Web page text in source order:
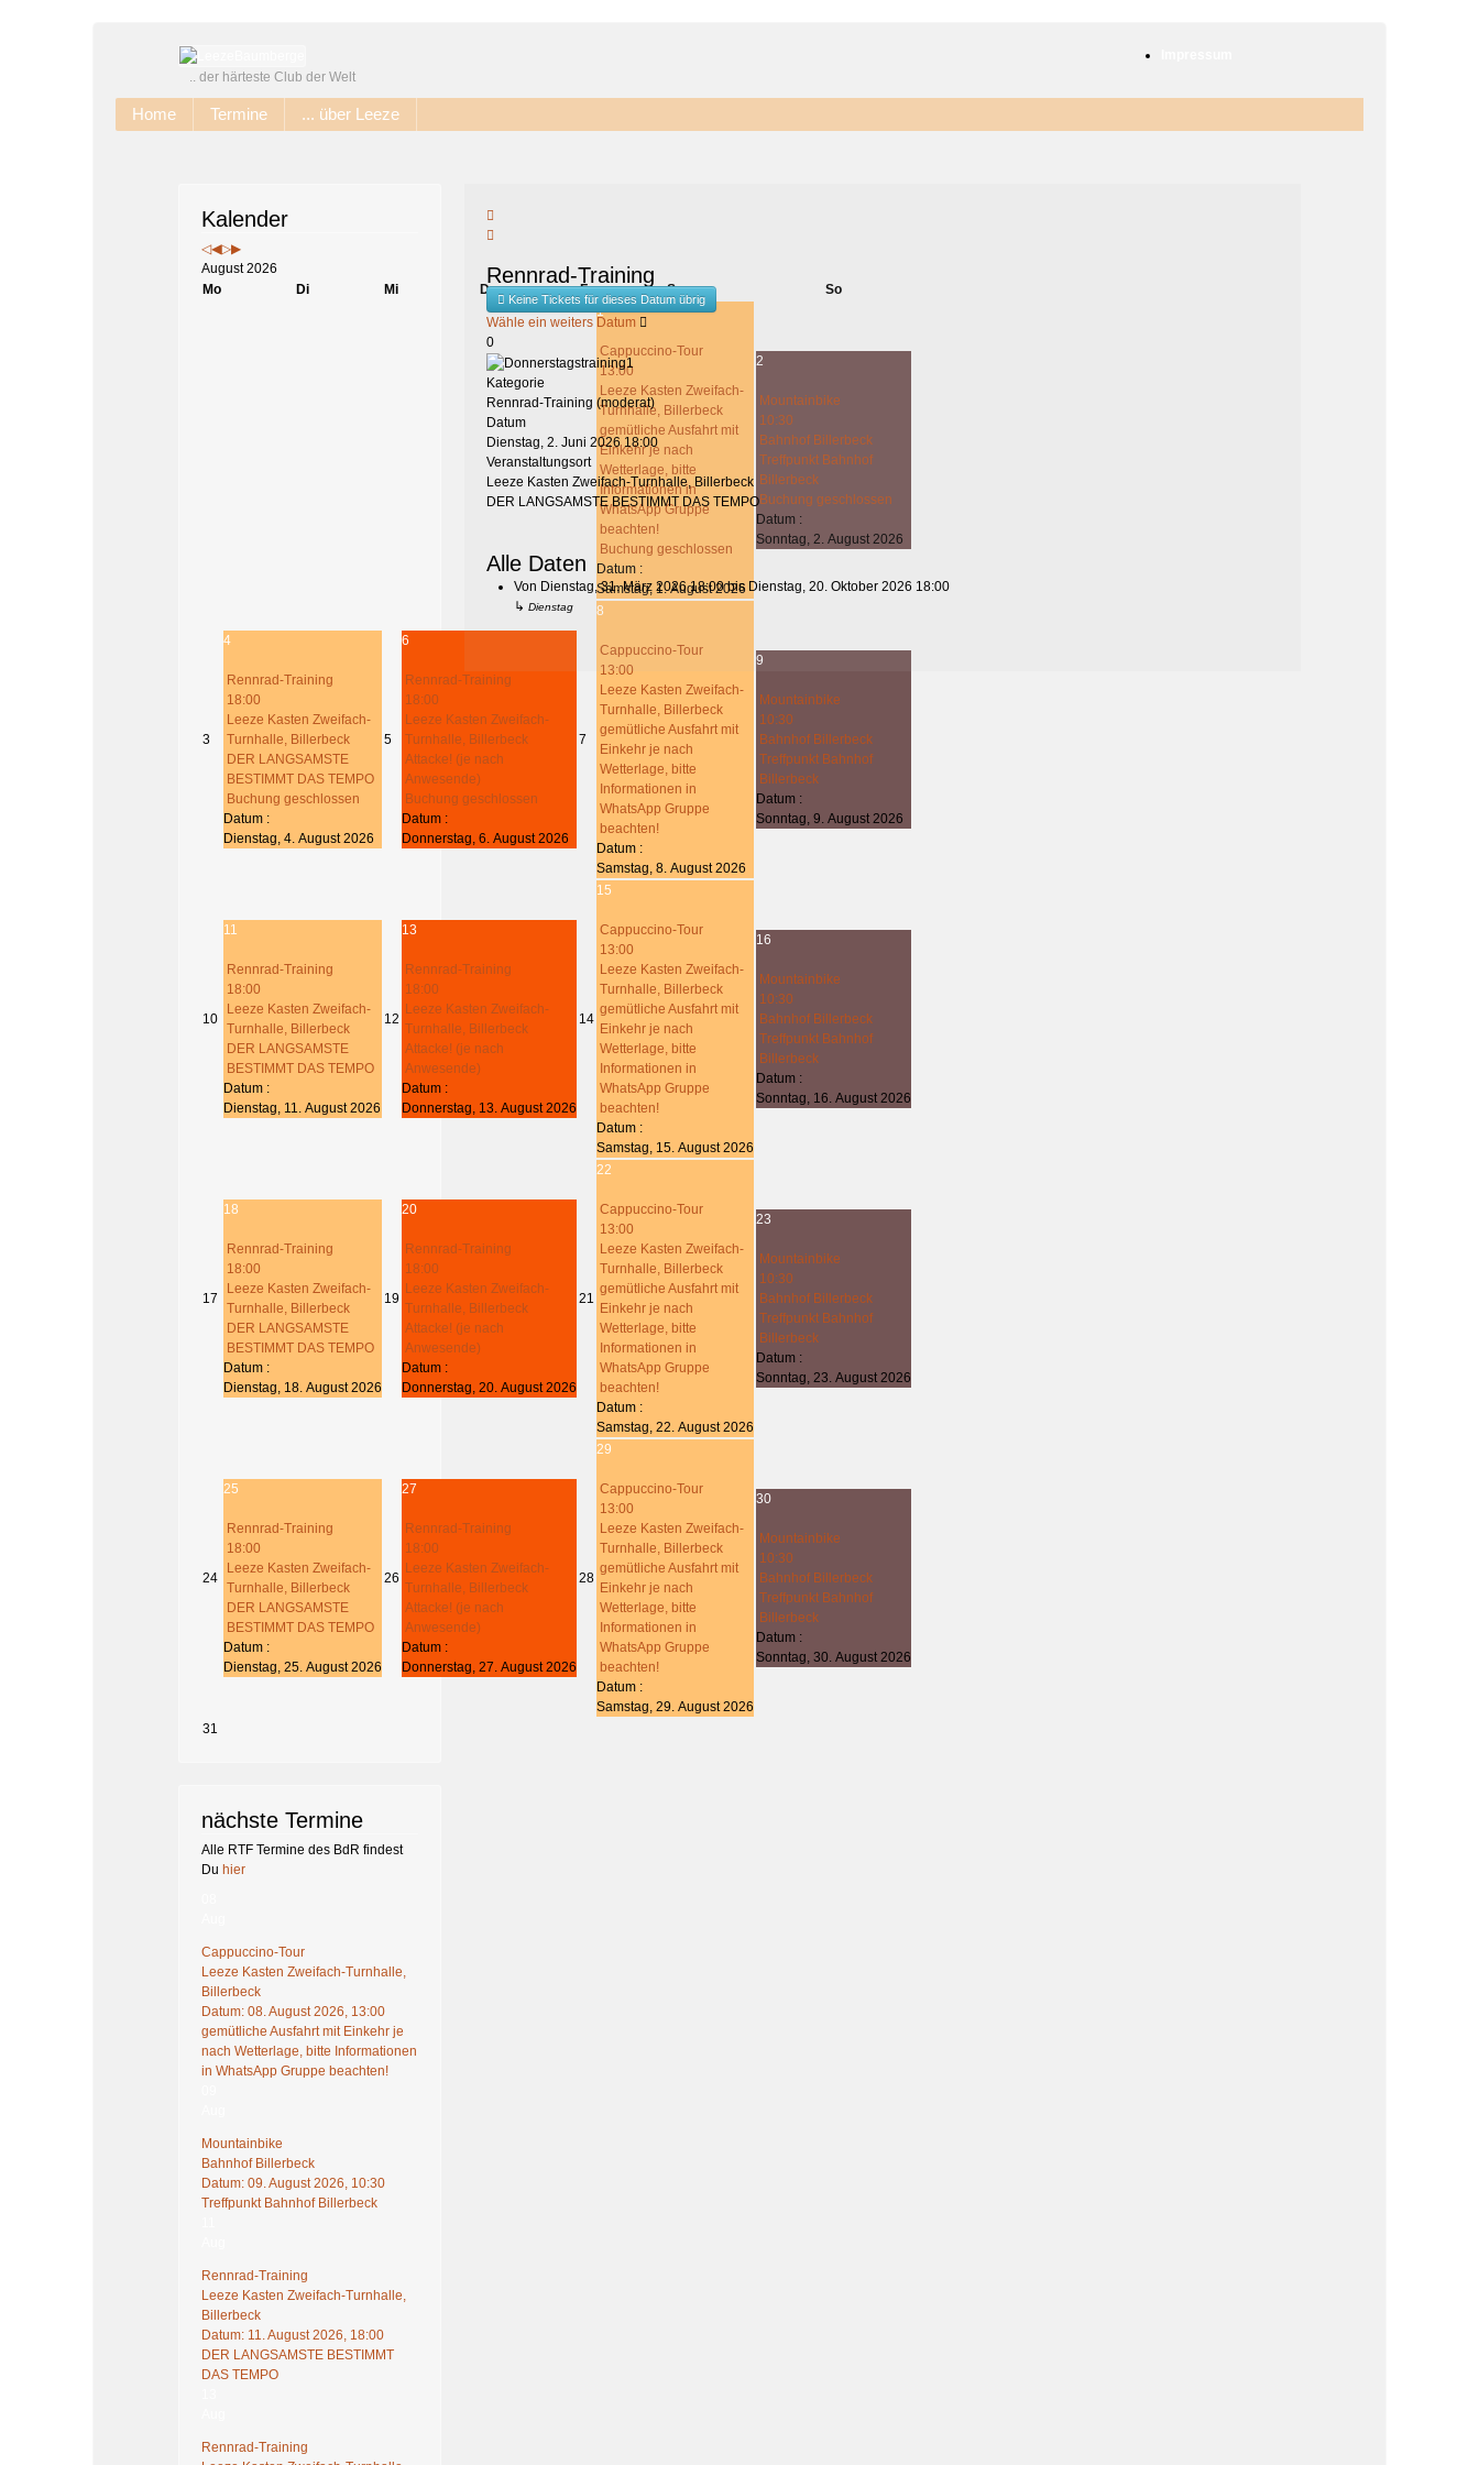
.. der härteste Club der Welt
Home Termine ... über Leeze
Do you own this website?
Kalender
August 2026
Mo
Di Mi Do Fr Sa
So
1
Cappuccino-Tour
13:00
Leeze Kasten Zweifach-
Turnhalle, Billerbeck
gemütliche Ausfahrt mit
Einkehr je nach
Wetterlage, bitte
Informationen in
WhatsApp Gruppe
beachten!
Buchung geschlossen
Datum :
Samstag, 1. August 2026
2
Mountainbike
10:30
Bahnhof Billerbeck
Treffpunkt Bahnhof
Billerbeck
Buchung geschlossen
Datum :
Sonntag, 2. August 2026
3
4
Rennrad-Training
18:00
Leeze Kasten Zweifach-
Turnhalle, Billerbeck
DER LANGSAMSTE
BESTIMMT DAS TEMPO
Buchung geschlossen
Datum :
Dienstag, 4. August 2026
5
6
Rennrad-Training
18:00
Leeze Kasten Zweifach-
Turnhalle, Billerbeck
Attacke! (je nach
Anwesende)
Buchung geschlossen
Datum :
Donnerstag, 6. August 2026
7
8
Cappuccino-Tour
13:00
Leeze Kasten Zweifach-
Turnhalle, Billerbeck
gemütliche Ausfahrt mit
Einkehr je nach
Wetterlage, bitte
Informationen in
WhatsApp Gruppe
beachten!
Datum :
Samstag, 8. August 2026
9
Mountainbike
10:30
Bahnhof Billerbeck
Treffpunkt Bahnhof
Billerbeck
Datum :
Sonntag, 9. August 2026
10
11
Rennrad-Training
18:00
Leeze Kasten Zweifach-
Turnhalle, Billerbeck
DER LANGSAMSTE
BESTIMMT DAS TEMPO
Datum :
Dienstag, 11. August 2026
12
13
Rennrad-Training
18:00
Leeze Kasten Zweifach-
Turnhalle, Billerbeck
Attacke! (je nach
Anwesende)
Datum :
Donnerstag, 13. August 2026
14
15
Cappuccino-Tour
13:00
Leeze Kasten Zweifach-
Turnhalle, Billerbeck
gemütliche Ausfahrt mit
Einkehr je nach
Wetterlage, bitte
Informationen in
WhatsApp Gruppe
beachten!
Datum :
Samstag, 15. August 2026
16
Mountainbike
10:30
Bahnhof Billerbeck
Treffpunkt Bahnhof
Billerbeck
Datum :
Sonntag, 16. August 2026
17
18
Rennrad-Training
18:00
Leeze Kasten Zweifach-
Turnhalle, Billerbeck
DER LANGSAMSTE
BESTIMMT DAS TEMPO
Datum :
Dienstag, 18. August 2026
19
20
Rennrad-Training
18:00
Leeze Kasten Zweifach-
Turnhalle, Billerbeck
Attacke! (je nach
Anwesende)
Datum :
Donnerstag, 20. August 2026
21
22
Cappuccino-Tour
13:00
Leeze Kasten Zweifach-
Turnhalle, Billerbeck
gemütliche Ausfahrt mit
Einkehr je nach
Wetterlage, bitte
Informationen in
WhatsApp Gruppe
beachten!
Datum :
Samstag, 22. August 2026
23
Mountainbike
10:30
Bahnhof Billerbeck
Treffpunkt Bahnhof
Billerbeck
Datum :
Sonntag, 23. August 2026
24
25
Rennrad-Training
18:00
Leeze Kasten Zweifach-
Turnhalle, Billerbeck
DER LANGSAMSTE
BESTIMMT DAS TEMPO
Datum :
Dienstag, 25. August 2026
26
27
Rennrad-Training
18:00
Leeze Kasten Zweifach-
Turnhalle, Billerbeck
Attacke! (je nach
Anwesende)
Datum :
Donnerstag, 27. August 2026
28
29
Cappuccino-Tour
13:00
Leeze Kasten Zweifach-
Turnhalle, Billerbeck
gemütliche Ausfahrt mit
Einkehr je nach
Wetterlage, bitte
Informationen in
WhatsApp Gruppe
beachten!
Datum :
Samstag, 29. August 2026
30
Mountainbike
10:30
Bahnhof Billerbeck
Treffpunkt Bahnhof
Billerbeck
Datum :
Sonntag, 30. August 2026
31
nächste Termine
Alle RTF Termine des BdR findest
Du hier
Cappuccino-Tour
Leeze Kasten Zweifach-Turnhalle,
Billerbeck
Datum:08. August 2026, 13:00
gemütliche Ausfahrt mit Einkehr je
nach Wetterlage, bitte Informationen
in WhatsApp Gruppe beachten!
Mountainbike
Bahnhof Billerbeck
Datum:09. August 2026, 10:30
Treffpunkt Bahnhof Billerbeck
Rennrad-Training
Leeze Kasten Zweifach-Turnhalle,
Billerbeck
Datum:11. August 2026, 18:00
DER LANGSAMSTE BESTIMMT
DAS TEMPO
Rennrad-Training
Rennrad-Training
Keine Tickets für dieses Datum übrig
Wähle ein weiters Datum
0
Kategorie
Rennrad-Training (moderat)
Datum
Dienstag, 2. Juni 2026 18:00
Veranstaltungsort
Leeze Kasten Zweifach-Turnhalle, Billerbeck
DER LANGSAMSTE BESTIMMT DAS TEMPO
Alle Daten
Von Dienstag, 31. März 2026 18:00 bis Dienstag, 20. Oktober 2026 18:00
↳Dienstag